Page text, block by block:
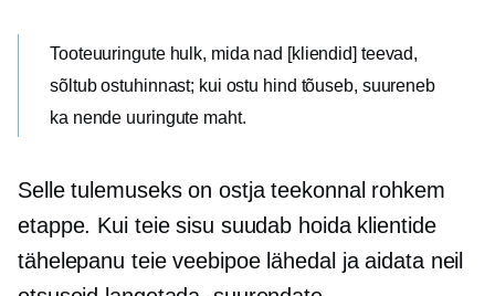
Tooteuuringute hulk, mida nad [kliendid] teevad,
sõltub ostuhinnast; kui ostu hind tõuseb, suureneb
ka nende uuringute maht.
Selle tulemuseks on ostja teekonnal rohkem
etappe. Kui teie sisu suudab hoida klientide
tähelepanu teie veebipoe lähedal ja aidata neil